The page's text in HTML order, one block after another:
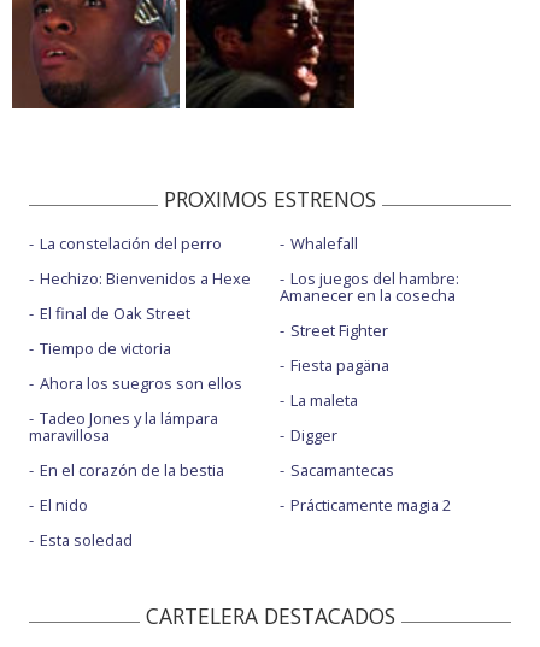
PROXIMOS ESTRENOS
La constelación del perro
Hechizo: Bienvenidos a Hexe
El final de Oak Street
Tiempo de victoria
Ahora los suegros son ellos
Tadeo Jones y la lámpara
maravillosa
En el corazón de la bestia
El nido
Esta soledad
Whalefall
Los juegos del hambre:
Amanecer en la cosecha
Street Fighter
Fiesta pagäna
La maleta
Digger
Sacamantecas
Prácticamente magia 2
CARTELERA DESTACADOS